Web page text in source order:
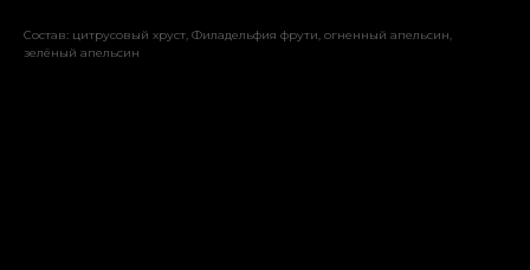
Состав: цитрусовый хруст, Филадельфия фрути, огненный апельсин,
зелёный апельсин